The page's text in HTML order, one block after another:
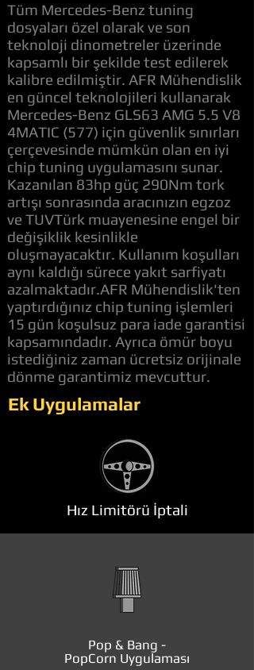
Tüm Mercedes-Benz tuning
dosyaları özel olarak ve son
teknoloji dinometreler üzerinde
kapsamlı bir şekilde test edilerek
kalibre edilmiştir. AFR Mühendislik
en güncel teknolojileri kullanarak
Mercedes-Benz GLS63 AMG 5.5 V8
4MATIC (577) için güvenlik sınırları
çerçevesinde mümkün olan en iyi
chip tuning uygulamasını sunar.
Kazanılan 83hp güç 290Nm tork
artışı sonrasında aracınızın egzoz
ve TUVTürk muayenesine engel bir
değişiklik kesinlikle
oluşmayacaktır. Kullanım koşulları
aynı kaldığı sürece yakıt sarfiyatı
azalmaktadır.AFR Mühendislik'ten
yaptırdığınız chip tuning işlemleri
15 gün koşulsuz para iade garantisi
kapsamındadır. Ayrıca ömür boyu
istediğiniz zaman ücretsiz orijinale
dönme garantimiz mevcuttur.
Ek Uygulamalar
Hız Limitörü İptali
Pop & Bang -
PopCorn Uygulaması